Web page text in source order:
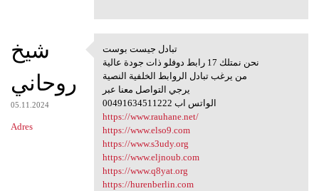
شيخ
روحاني
05.11.2024
Adres
تبادل جيست بوست
تبادل جيست بوست
نحن نمتلك 17 رابط دوفلو ذات جودة عالية
من يرغب تبادل الروابط الخلفية النصية
يرجي التواصل معنا عبر
00491634511222 الواتس اب
https://www.rauhane.net/
https://www.elso9.com
https://www.s3udy.org
https://www.eljnoub.com
https://www.q8yat.org
https://hurenberlin.com